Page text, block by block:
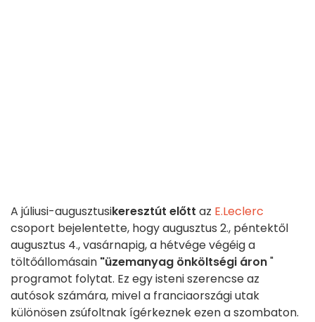
A júliusi-augusztusikeresztút előtt az E.Leclerc
csoport bejelentette, hogy augusztus 2., péntektől
augusztus 4., vasárnapig, a hétvége végéig a
töltőállomásain "üzemanyag önköltségi áron"
programot folytat. Ez egy isteni szerencse az
autósok számára, mivel a franciaországi utak
különösen zsúfoltnak ígérkeznek ezen a szombaton.